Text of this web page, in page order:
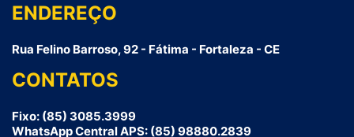
ENDEREÇO
Rua Felino Barroso, 92 - Fátima - Fortaleza - CE
CONTATOS
Fixo: (85) 3085.3999
WhatsApp Central APS: (85) 98880.2839